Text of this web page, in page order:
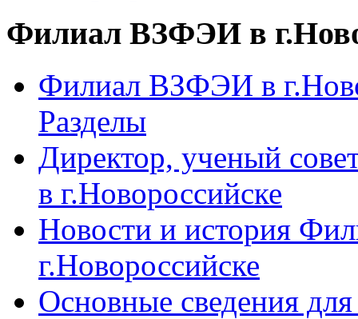
Филиал ВЗФЭИ в
Филиал ВЗФЭИ в
Разделы
Директор, ученый
в г.Новороссийске
Новости и история
г.Новороссийске
Основные сведения